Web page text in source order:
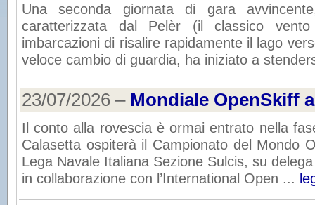
Una seconda giornata di gara
caratterizzata dal Pelèr (il classico
imbarcazioni di risalire rapidamente il lago
veloce cambio di guardia, ha iniziato a
23/07/2026 – Mondiale OpenSkiff
Il conto alla rovescia è ormai entrato nella
Calasetta ospiterà il Campionato del Mondo
Lega Navale Italiana Sezione Sulcis, su
in collaborazione con l’International Open ...